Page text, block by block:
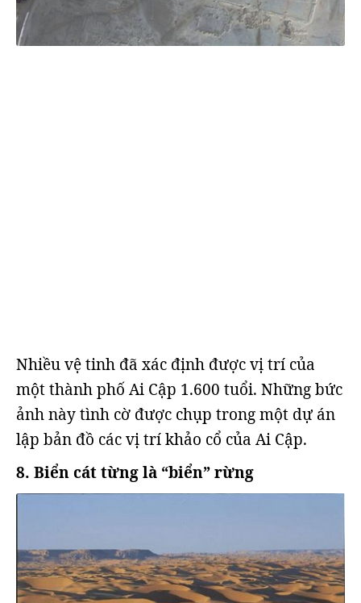
Nhiều vệ tinh đã xác định được vị trí của
một thành phố Ai Cập 1.600 tuổi. Những bức
ảnh này tình cờ được chụp trong một dự án
lập bản đồ các vị trí khảo cổ của Ai Cập.
8. Biển cát từng là “biển” rừng